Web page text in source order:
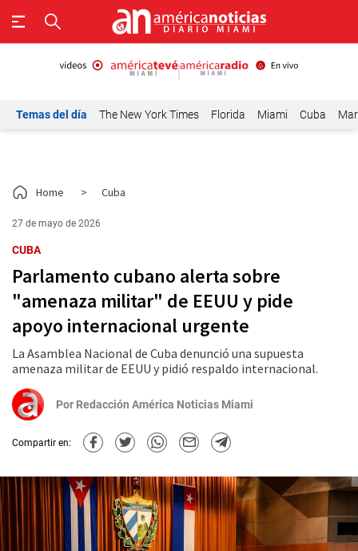
Temas del día The New York Times Florida Miami Cuba
Home > Cuba
27 de mayo de 2026
CUBA
Parlamento cubano alerta sobre
"amenaza militar" de EEUU y pide
apoyo internacional urgente
La Asamblea Nacional de Cuba denunció una supuesta
amenaza militar de EEUU y pidió respaldo internacional.
Por Redacción América Noticias Miami
Compartir en: